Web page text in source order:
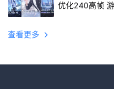
优化240高帧
查看更多